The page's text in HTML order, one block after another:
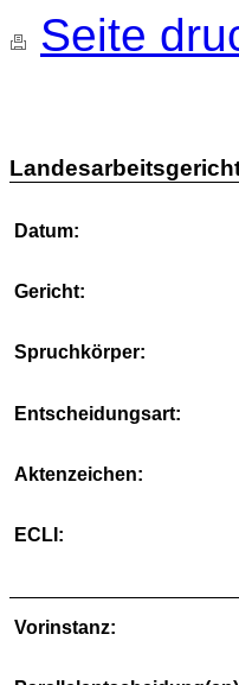
Seite
Datum:
Gericht:
Spruchkörper:
Entscheidungsart:
Aktenzeichen:
ECLI:
Vorinstanz: